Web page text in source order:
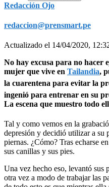
Redacción Ojo
redaccion@prensmart.pe
Actualizado el 14/04/2020,
No hay excusa para no hacer
mujer que vive en Tailandia,
la cuarentena para evitar la
ingenió para entrenar en su
La escena que muestro todo
Tal y como vemos en la
depresión y decidió utilizar a su
piernas. ¿Cómo? Tras echarse
sus canillas y sus pies.
Una vez hecho eso, levantó sus
otra vez a modo de trabajar las